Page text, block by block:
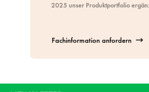
2025 unser Produktportfolio
Fachinformation anfordern